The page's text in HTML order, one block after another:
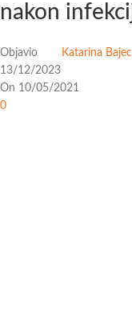
nakon
Objavio
Katarina Bajec
13/12/2023
On 10/05/2021
0